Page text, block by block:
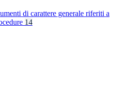
di carattere generale riferiti a
14